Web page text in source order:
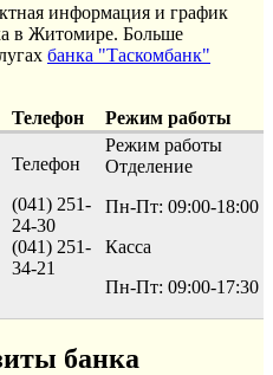
информация и график
в Житомире. Больше
банка "Таскомбанк"
Телефон Режим работы
Телефон
(041) 251-
24-30
(041) 251-
34-21
Режим работы
Отделение
Пн-Пт: 09:00-18:00
Касса
Пн-Пт: 09:00-17:30
банка